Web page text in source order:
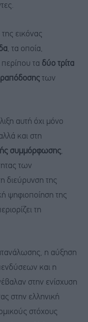
εικόνας
, τα οποία,
τα δύο τρίτα
των
αυτή όχι μόνο
και στη
συμμόρφωσης,
των
διεύρυνση της
ψηφιοποίηση της
τη
η αύξηση
και η
στην ενίσχυση
στην ελληνική
στόχους